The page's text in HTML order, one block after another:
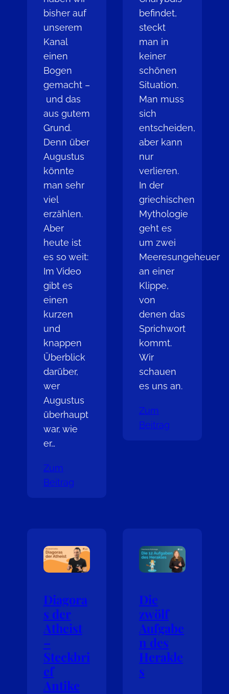
bisher auf
unserem
Kanal
einen
Bogen
gemacht –
und das
aus gutem
Grund.
Denn über
Augustus
könnte
man sehr
viel
erzählen.
Aber
heute ist
es so weit:
Im Video
gibt es
einen
kurzen
und
knappen
Überblick
darüber,
wer
Augustus
überhaupt
war, wie
er…
Zum
Beitrag
befindet,
steckt
man in
keiner
schönen
Situation.
Man muss
sich
entscheiden,
aber kann
nur
verlieren.
In der
griechischen
Mythologie
geht es
um zwei
Meeresungeheuer
an einer
Klippe,
von
denen das
Sprichwort
kommt.
Wir
schauen
es uns an.
Zum
Beitrag
Diagora
s der
Atheist
–
Steckbri
ef
Antike
Die
zwölf
Aufgabe
n des
Herakle
s